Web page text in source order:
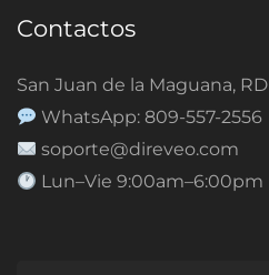
Contactos
San Juan de la Maguana, RD
WhatsApp: 809-557-2556
soporte@direveo.com
Lun–Vie 9:00am–6:00pm